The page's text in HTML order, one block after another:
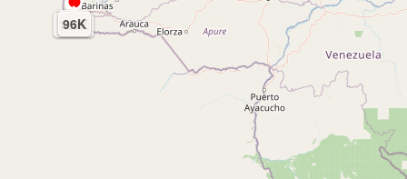
78K
72K
25K
120K
96K